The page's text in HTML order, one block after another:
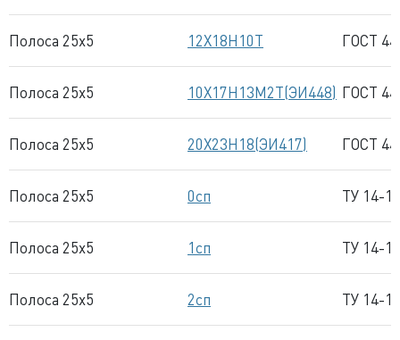
Полоса 25x5 12Х18Н10Т ГОСТ
Полоса 25x5 10Х17Н13М2Т(ЭИ448) ГОСТ
Полоса 25x5 20Х23Н18(ЭИ417) ГОСТ
Полоса 25x5 0сп ТУ 14-
Полоса 25x5 1сп ТУ 14-
Полоса 25x5 2сп ТУ 14-